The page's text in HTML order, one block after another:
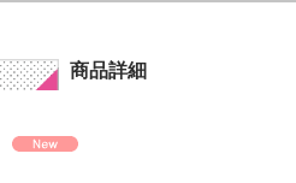
商品詳細